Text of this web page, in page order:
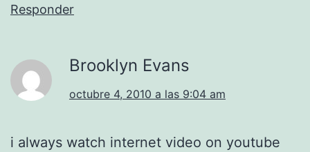
Responder
Brooklyn Evans
octubre 4, 2010 a las 9:04 am
i always watch internet video on youtube